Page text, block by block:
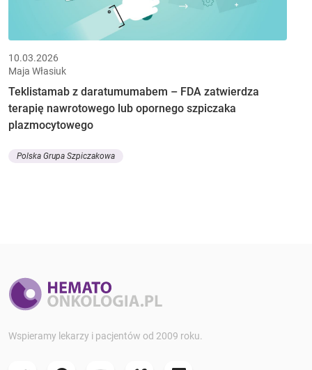
10.03.2026
Maja Własiuk
Teklistamab z daratumumabem – FDA zatwierdza
terapię nawrotowego lub opornego szpiczaka
plazmocytowego
Polska Grupa Szpiczakowa
Wspieramy lekarzy i pacjentów od 2009 roku.